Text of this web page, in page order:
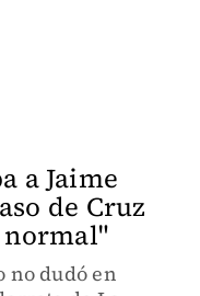
a Jaime
de Cruz
no dudó en